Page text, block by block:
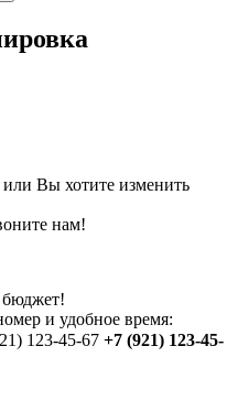
или Вы хотите изменить
нам!
и удобное время:
123-45-67 +7 (921) 123-45-